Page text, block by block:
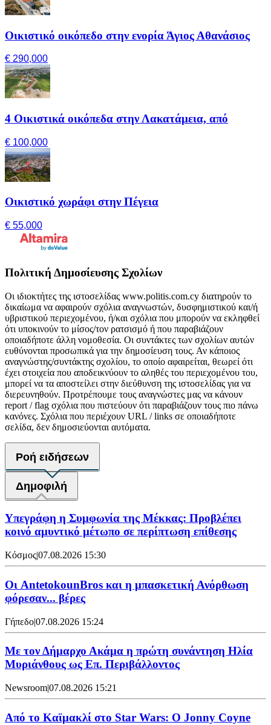
Οικιστικό οικόπεδο στην ενορία Άγιος Αθανάσιος
€ 290,000
4 Οικιστικά οικόπεδα στην Λακατάμεια, από
€ 100,000
Οικιστικό χωράφι στην Πέγεια
€ 55,000
Πολιτική Δημοσίευσης Σχολίων
Οι ιδιοκτήτες της ιστοσελίδας www.politis.com.cy διατηρούν το
δικαίωμα να αφαιρούν σχόλια αναγνωστών, δυσφημιστικού και/ή
υβριστικού περιεχομένου, ή/και σχόλια που μπορούν να εκληφθεί
ότι υποκινούν το μίσος/τον ρατσισμό ή που παραβιάζουν
οποιαδήποτε άλλη νομοθεσία. Οι συντάκτες των σχολίων αυτών
ευθύνονται προσωπικά για την δημοσίευση τους. Αν κάποιος
αναγνώστης/συντάκτης σχολίου, το οποίο αφαιρείται, θεωρεί ότι
έχει στοιχεία που αποδεικνύουν το αληθές του περιεχομένου του,
μπορεί να τα αποστείλει στην διεύθυνση της ιστοσελίδας για να
διερευνηθούν. Προτρέπουμε τους αναγνώστες μας να κάνουν
report / flag σχόλια που πιστεύουν ότι παραβιάζουν τους πιο πάνω
κανόνες. Σχόλια που περιέχουν URL / links σε οποιαδήποτε
σελίδα, δεν δημοσιεύονται αυτόματα.
Ροή ειδήσεων
Δημοφιλή
Υπεγράφη η Συμφωνία της Μέκκας: Προβλέπει
κοινό αμυντικό μέτωπο σε περίπτωση επίθεσης
Κόσμος|07.08.2026 15:30
Oι AntetokounBros και η μπασκετική Ανόρθωση
φόρεσαν... βέρες
Γήπεδο|07.08.2026 15:24
Με τον Δήμαρχο Ακάμα η πρώτη συνάντηση Ηλία
Μυριάνθους ως Επ. Περιβάλλοντος
Newsroom|07.08.2026 15:21
Από το Καϊμακλί στο Star Wars: Ο Jonny Coyne